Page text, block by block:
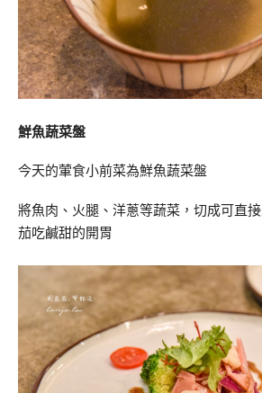
鮮魚蔬菜盤
今天的葷食小前菜為鮮魚蔬菜盤
將魚肉、火腿、洋蔥等蔬菜，切成可直
茄吃鹹甜的開胃